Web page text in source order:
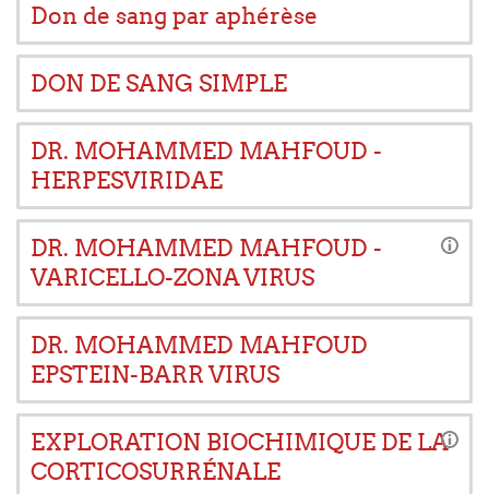
Don de sang par aphérèse
DON DE SANG SIMPLE
DR. MOHAMMED MAHFOUD -
HERPESVIRIDAE
DR. MOHAMMED MAHFOUD -
VARICELLO-ZONA VIRUS
DR. MOHAMMED MAHFOUD
EPSTEIN-BARR VIRUS
EXPLORATION BIOCHIMIQUE DE LA
CORTICOSURRÉNALE